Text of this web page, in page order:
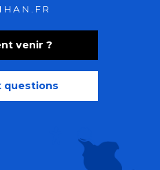
Recherche
venir ?
questions